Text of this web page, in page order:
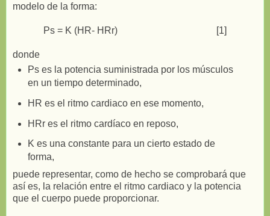
modelo de la forma:
Ps = K (HR- HRr) [1]
donde
Ps es la potencia suministrada por los músculos
en un tiempo determinado,
HR es el ritmo cardiaco en ese momento,
HRr es el ritmo cardíaco en reposo,
K es una constante para un cierto estado de
forma,
puede representar, como de hecho se comprobará que
así es, la relación entre el ritmo cardiaco y la potencia
que el cuerpo puede proporcionar.